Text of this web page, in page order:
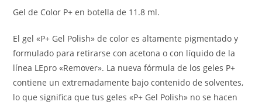
Gel de Color P+ en botella de 11.8 ml.
El gel «P+ Gel Polish» de color es altamente pigmentado y
formulado para retirarse con acetona o con líquido de la
línea LEpro «Remover». La nueva fórmula de los geles P+
contiene un extremadamente bajo contenido de solventes,
lo que significa que tus geles «P+ Gel Polish» no se hacen